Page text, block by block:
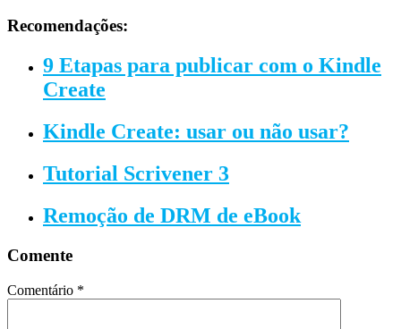
Recomendações:
9 Etapas para publicar com o Kindle
Create
Kindle Create: usar ou não usar?
Tutorial Scrivener 3
Remoção de DRM de eBook
Comente
Comentário *